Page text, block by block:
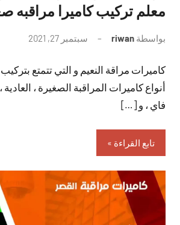
معلم تركيب كاميرا مراقبه
بواسطة riwan سبتمبر 27, 2021
تعليقاتكاميرات مراقة النعيم و التي تتمتع
أنواع كاميرات المراقبة الصغيرة ، العادية
فاي ، و […]
تابع القراءة